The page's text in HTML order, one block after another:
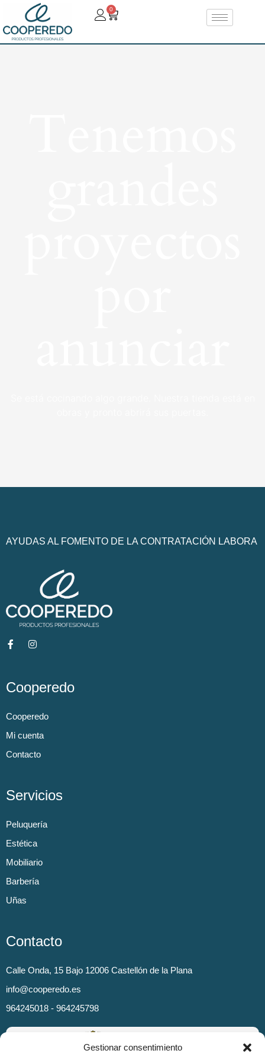
Gestionar consentimiento
0
AYUDAS AL FOMENTO DE LA CONTRATACIÓN LABORA
Cooperedo
Cooperedo
Mi cuenta
Contacto
Servicios
Peluquería
Estética
Mobiliario
Barbería
Uñas
Contacto
Calle Onda, 15 Bajo 12006 Castellón de la Plana
info@cooperedo.es
964245018 - 964245798